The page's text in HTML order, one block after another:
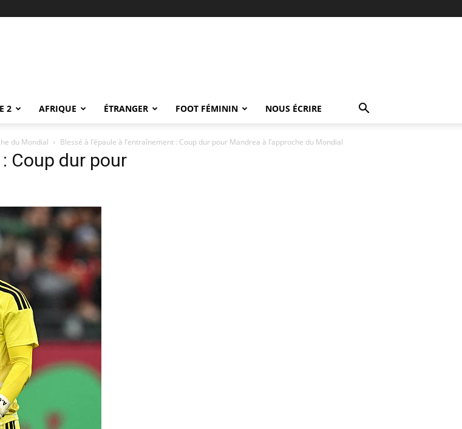
2 AFRIQUE ÉTRANGER FOOT FÉMININ NOUS ÉCRIRE
du Mondial Blessé à l’épaule à l’entraînement : Coup dur pour Mandrea à l’approche du Mondial
Coup dur pour